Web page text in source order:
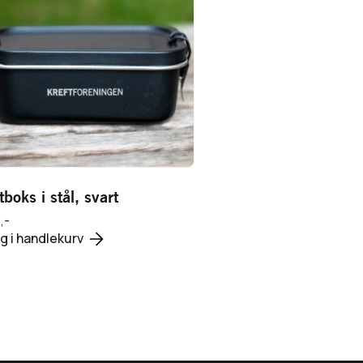
i stål, svart
i handlekurv
Vis produkt
399,-